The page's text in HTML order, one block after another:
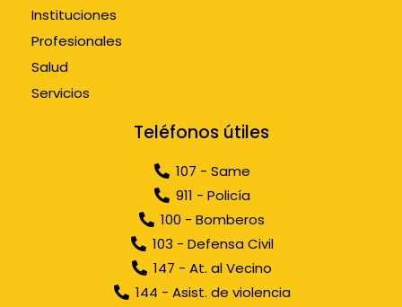
Instituciones
Profesionales
Salud
Servicios
Teléfonos útiles
107 - Same
911 - Policía
100 - Bomberos
103 - Defensa Civil
147 - At. al Vecino
144 - Asist. de violencia